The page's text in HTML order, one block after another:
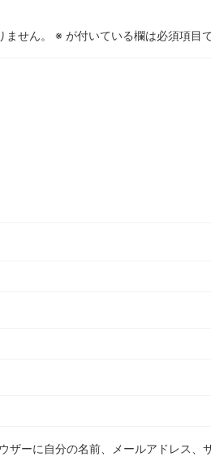
せん。 ※ が付いている欄は必須項目
ザーに自分の名前、メールアドレス、